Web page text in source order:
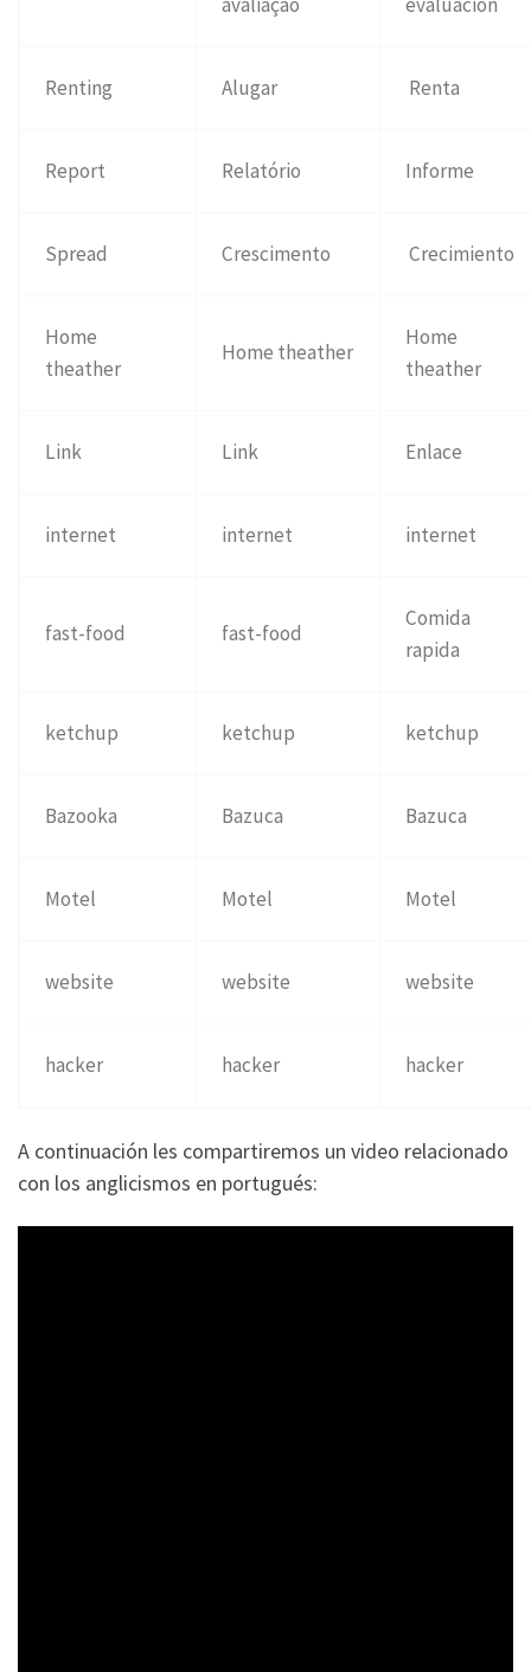
Renting Alugar Renta
Report Relatório Informe
Spread Crescimento Crecimiento
Home
theather
Home theather
Home
theather
Link Link Enlace
internet internet internet
fast-food fast-food
Comida
rapida
ketchup ketchup ketchup
Bazooka Bazuca Bazuca
Motel Motel Motel
website website website
hacker hacker hacker
A continuación les compartiremos un video relacionado
con los anglicismos en portugués: